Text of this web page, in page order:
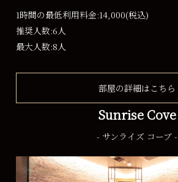
1時間の最低利用料金:14,000(税込)
推奨人数:6人
最大人数:8人
部屋の詳細はこちら
Sunrise Cove
- サンライズ コーブ -